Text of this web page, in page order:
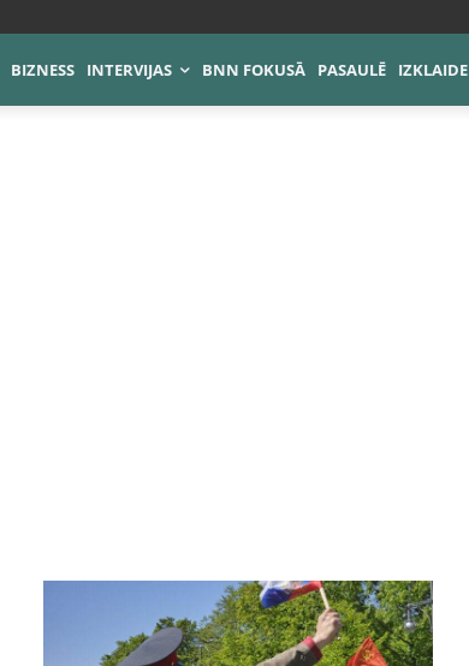
BIZNESS INTERVIJAS BNN FOKUSĀ PASAULĒ IZKLAIDE